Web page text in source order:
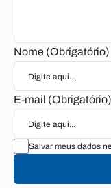
Nome (Obrigatório)
E-mail (Obrigatório)
Salvar meus dados